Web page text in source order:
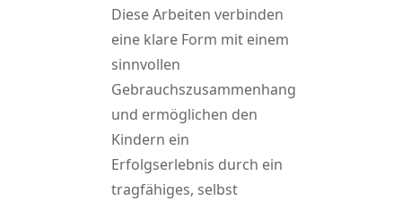
Diese Arbeiten verbinden
eine klare Form mit einem
sinnvollen
Gebrauchszusammenhang
und ermöglichen den
Kindern ein
Erfolgserlebnis durch ein
tragfähiges, selbst